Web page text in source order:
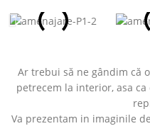
Ar trebui să ne gândim că
petrecem la interior, asa
Va prezentam in imaginile